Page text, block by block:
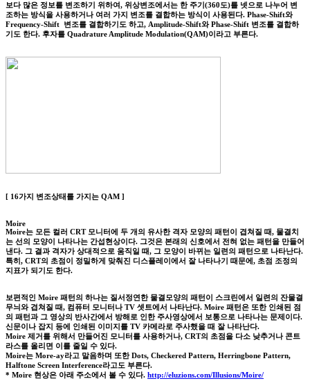
보다 많은 정보를 변조하기 위하여, 위상변조에서는 한 주기(360도)를 넷으로 나누어 변
조하는 방식을 사용하거나 여러 가지 변조를 결합하는 방식이 사용된다. Phase-Shift와
Frequency-Shift 변조를 결합하기도 하고, Amplitude-Shift와 Phase-Shift 변조를 결합하
기도 한다. 후자를 Quadrature Amplitude Modulation(QAM)이라고 부른다.
[ 16가지 변조상태를 가지는 QAM ]
Moire
Moire는 모든 컬러 CRT 모니터에 두 개의 유사한 격자 모양의 패턴이 겹쳐질 때, 물결치
는 선의 모양이 나타나는 간섭현상이다. 그것은 본래의 신호에서 전혀 없는 패턴을 만들어
낸다. 그 결과 격자가 상대적으로 움직일 때, 그 모양이 바뀌는 일련의 패턴으로 나타난다.
특히, CRT의 초점이 정밀하게 맞춰진 디스플레이에서 잘 나타나기 때문에, 초점 조정의
지표가 되기도 한다.
보편적인 Moire 패턴의 하나는 질서정연한 물결모양의 패턴이 스크린에서 일련의 잔물결
무늬와 겹쳐질 때, 컴퓨터 모니터나 TV 셋트에서 나타난다. Moire 패턴은 또한 인쇄된 점
의 패턴과 그 영상의 반사간에서 방해로 인한 주사영상에서 보통으로 나타나는 문제이다.
신문이나 잡지 등에 인쇄된 이미지를 TV 카메라로 주사했을 때 잘 나타난다.
Moire 제거를 위해서 만들어진 모니터를 사용하거나, CRT의 초점을 다소 낮추거나 콘트
라스를 올리면 이를 줄일 수 있다.
Moire는 More-ay라고 말음하며 또한 Dots, Checkered Pattern, Herringbone Pattern,
Halftone Screen Interference라고도 부른다.
* Moire 현상은 아래 주소에서 볼 수 있다. http://eluzions.com/Illusions/Moire/